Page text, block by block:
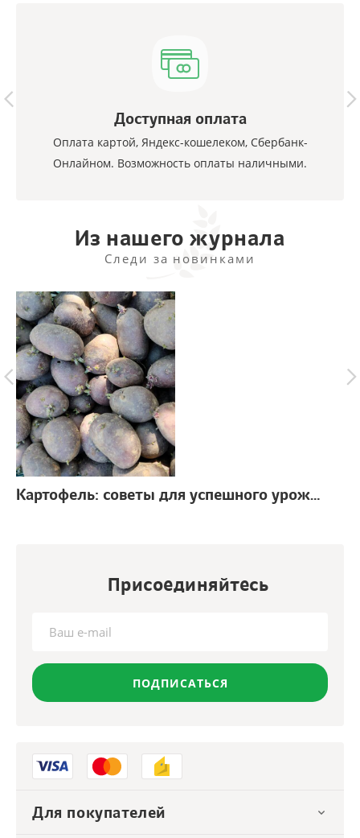
Доступная оплата
Оплата картой, Яндекс-кошелеком, Сбербанк-
Онлайном. Возможность оплаты наличными.
Из нашего журнала
Следи за новинками
Картофель: советы для успешного урожая
Присоединяйтесь
ПОДПИСАТЬСЯ
Для покупателей